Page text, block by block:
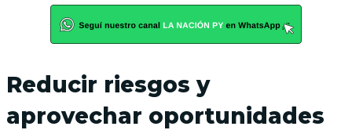
Reducir riesgos y
aprovechar oportunidades